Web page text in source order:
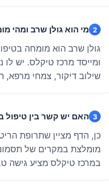
2 מי הוא גולן שרב ומהי
גולן שרב הוא מומחה
שילוב דיקור, צמחי מרפא,
3 האם יש קשר בין טיפול
כן, הדף מציין שתרופת
מומלצת במקרים של
במרכז טיקלס מציע גישה